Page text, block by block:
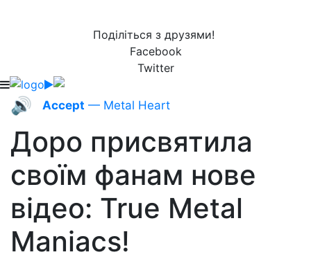
Поділіться з друзями!
Facebook
Twitter
🔊 Accept — Metal Heart
Доро присвятила
своїм фанам нове
відео: True Metal
Maniacs!